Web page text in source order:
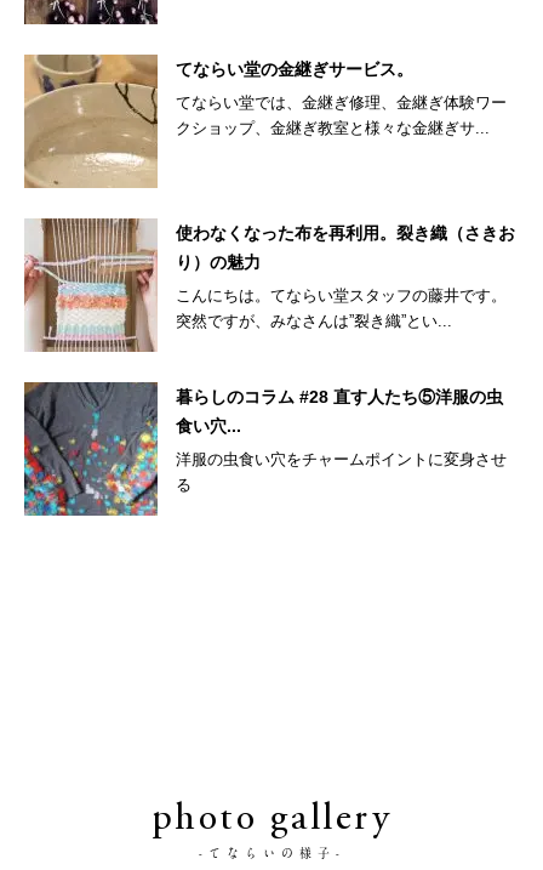
てならい堂の金継ぎサービス。
てならい堂では、金継ぎ修理、金継ぎ体験ワー
クショップ、金継ぎ教室と様々な金継ぎサ...
使わなくなった布を再利用。裂き織（さきお
り）の魅力
こんにちは。てならい堂スタッフの藤井です。
突然ですが、みなさんは”裂き織”とい...
暮らしのコラム #28 直す人たち⑤洋服の虫
食い穴...
洋服の虫食い穴をチャームポイントに変身させ
る
photo gallery
-てならいの様子-